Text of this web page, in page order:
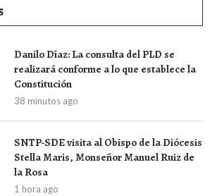
Danilo Díaz: La consulta del PLD se
realizará conforme a lo que establece la
Constitución
38 minutos ago
SNTP-SDE visita al Obispo de la Diócesis
Stella Maris, Monseñor Manuel Ruiz de
la Rosa
1 hora ago